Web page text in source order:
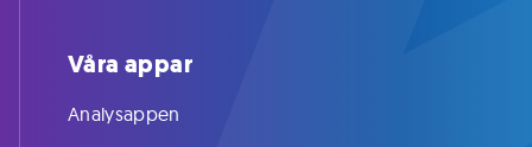
Våra appar
Analysappen